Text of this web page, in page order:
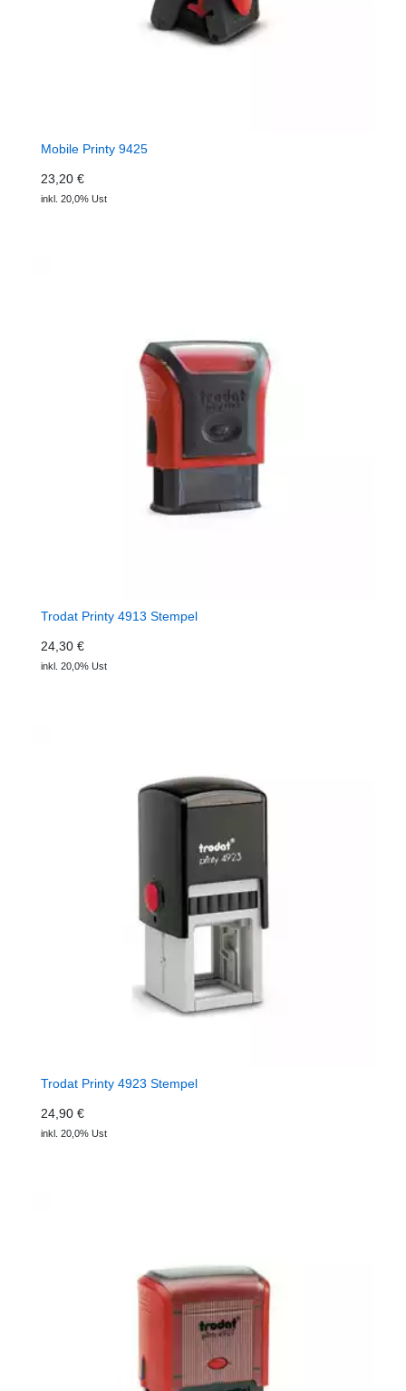
Mobile Printy 9425
23,20 €
inkl. 20,0% Ust
Trodat Printy 4913 Stempel
24,30 €
inkl. 20,0% Ust
Trodat Printy 4923 Stempel
24,90 €
inkl. 20,0% Ust